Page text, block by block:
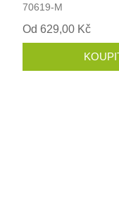
70619-M
Od 629,00 Kč